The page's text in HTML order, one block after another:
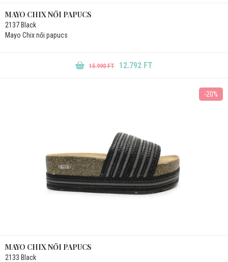
MAYO CHIX NŐI PAPUCS
2137 Black
Mayo Chix női papucs
15.990 FT 12.792 FT
-20%
MAYO CHIX NŐI PAPUCS
2133 Black